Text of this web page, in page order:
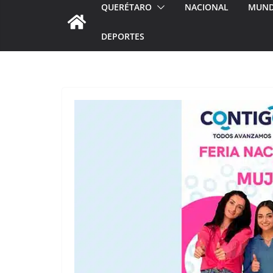
QUERÉTARO NACIONAL
DEPORTES